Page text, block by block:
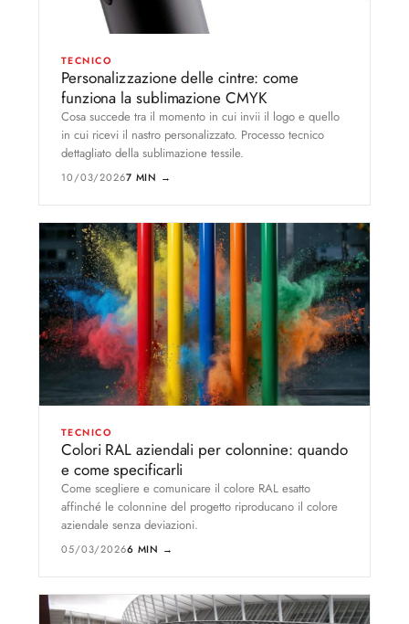
TECNICO
Personalizzazione delle cintre: come
funziona la sublimazione CMYK
Cosa succede tra il momento in cui invii il logo e quello
in cui ricevi il nastro personalizzato. Processo tecnico
dettagliato della sublimazione tessile.
10/03/20267 MIN →
TECNICO
Colori RAL aziendali per colonnine: quando
e come specificarli
Come scegliere e comunicare il colore RAL esatto
affinché le colonnine del progetto riproducano il colore
aziendale senza deviazioni.
05/03/20266 MIN →